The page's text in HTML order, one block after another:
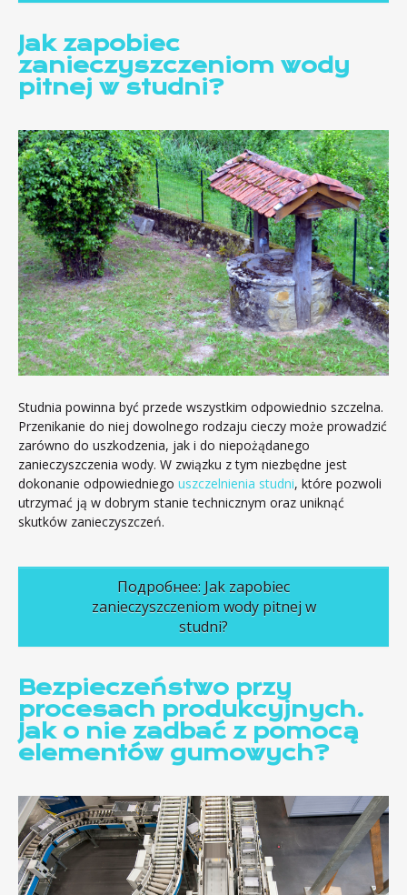
Jak zapobiec
zanieczyszczeniom wody
pitnej w studni?
Studnia powinna być przede wszystkim odpowiednio szczelna.
Przenikanie do niej dowolnego rodzaju cieczy może prowadzić
zarówno do uszkodzenia, jak i do niepożądanego
zanieczyszczenia wody. W związku z tym niezbędne jest
dokonanie odpowiedniego uszczelnienia studni, które pozwoli
utrzymać ją w dobrym stanie technicznym oraz uniknąć
skutków zanieczyszczeń.
Подробнее: Jak zapobiec
zanieczyszczeniom wody pitnej w
studni?
Bezpieczeństwo przy
procesach produkcyjnych.
Jak o nie zadbać z pomocą
elementów gumowych?